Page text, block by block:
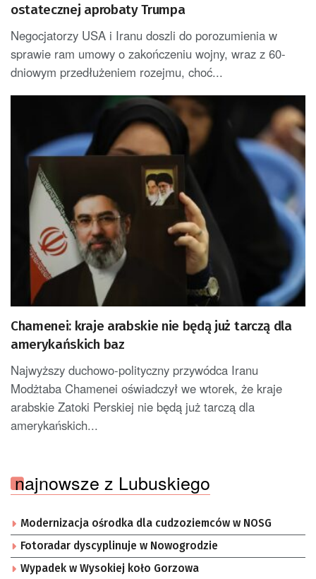
ostatecznej aprobaty Trumpa
Negocjatorzy USA i Iranu doszli do porozumienia w
sprawie ram umowy o zakończeniu wojny, wraz z 60-
dniowym przedłużeniem rozejmu, choć...
Chamenei: kraje arabskie nie będą już tarczą dla
amerykańskich baz
Najwyższy duchowo-polityczny przywódca Iranu
Modżtaba Chamenei oświadczył we wtorek, że kraje
arabskie Zatoki Perskiej nie będą już tarczą dla
amerykańskich...
najnowsze z Lubuskiego
Modernizacja ośrodka dla cudzoziemców w NOSG
Fotoradar dyscyplinuje w Nowogrodzie
Wypadek w Wysokiej koło Gorzowa